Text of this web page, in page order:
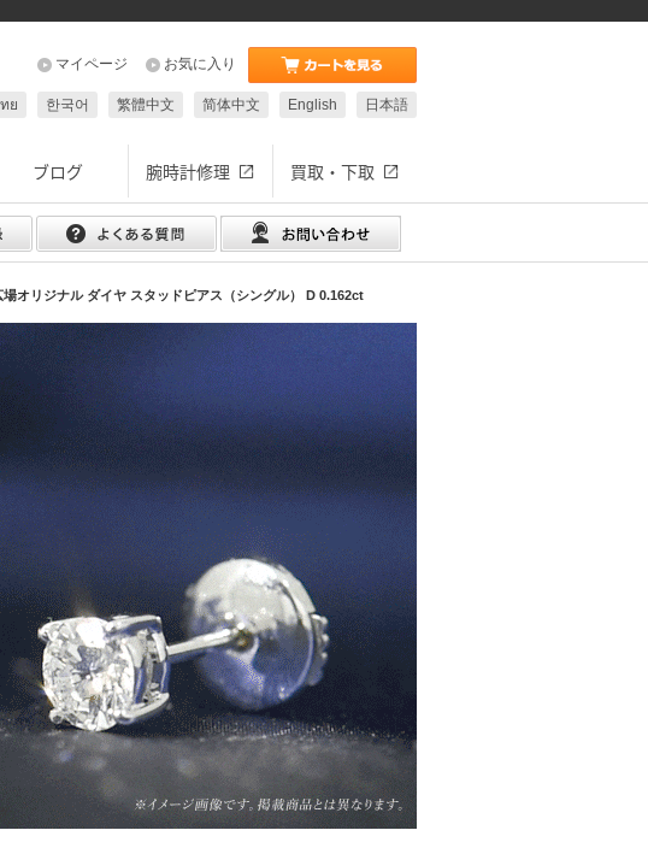
お気に入り
マイページ
日本語
English
简体中文
繁體中文
한국어
ย
ブログ 腕時計修理 買取・下取
場オリジナル ダイヤ スタッドピアス（シングル） D 0.162ct